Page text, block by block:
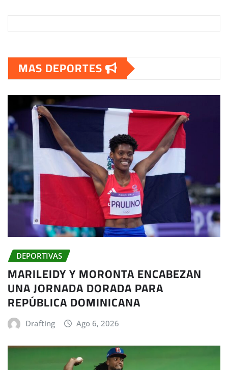
MAS DEPORTES
DEPORTIVAS
MARILEIDY Y MORONTA ENCABEZAN
UNA JORNADA DORADA PARA
REPÚBLICA DOMINICANA
Drafting Ago 6, 2026